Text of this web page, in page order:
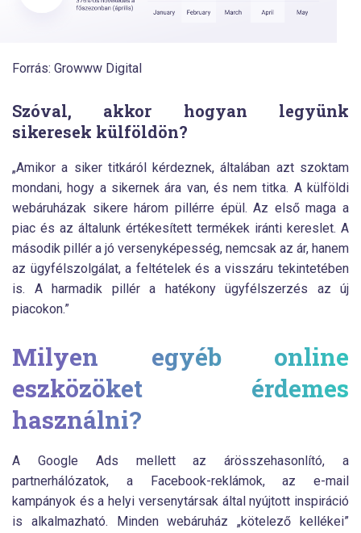
Forrás: Growww Digital
Szóval, akkor hogyan legyünk
sikeresek külföldön?
„Amikor a siker titkáról kérdeznek, általában azt szoktam
mondani, hogy a sikernek ára van, és nem titka. A külföldi
webáruházak sikere három pillérre épül. Az első maga a
piac és az általunk értékesített termékek iránti kereslet. A
második pillér a jó versenyképesség, nemcsak az ár, hanem
az ügyfélszolgálat, a feltételek és a visszáru tekintetében
is. A harmadik pillér a hatékony ügyfélszerzés az új
piacokon.”
Milyen egyéb online
eszközöket érdemes
használni?
A Google Ads mellett az árösszehasonlító, a
partnerhálózatok, a Facebook-reklámok, az e-mail
kampányok és a helyi versenytársak által nyújtott inspiráció
is alkalmazható. Minden webáruház „kötelező kellékei”